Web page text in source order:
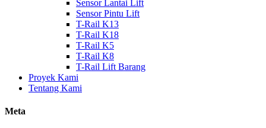
Sensor Lantai Lift
Sensor Pintu Lift
T-Rail K13
T-Rail K18
T-Rail K5
T-Rail K8
T-Rail Lift Barang
Proyek Kami
Tentang Kami
Meta